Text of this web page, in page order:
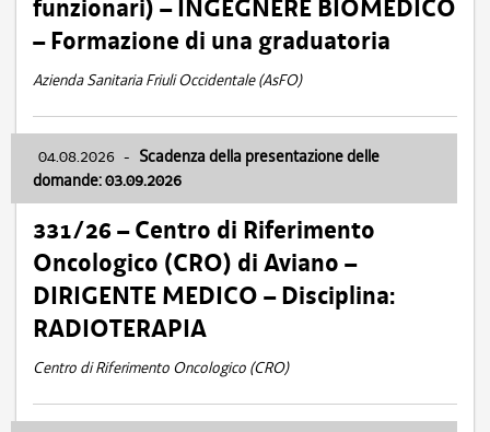
funzionari) – INGEGNERE BIOMEDICO
– Formazione di una graduatoria
Azienda Sanitaria Friuli Occidentale (AsFO)
04.08.2026 - Scadenza della presentazione delle
domande: 03.09.2026
331/26 – Centro di Riferimento
Oncologico (CRO) di Aviano –
DIRIGENTE MEDICO – Disciplina:
RADIOTERAPIA
Centro di Riferimento Oncologico (CRO)